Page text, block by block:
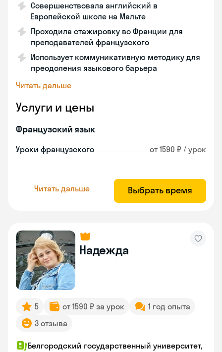
Совершенствовала английский в
Европейской школе на Мальте
Проходила стажировку во Франции для
преподавателей французского
Использует коммуникативную методику для
преодоления языкового барьера
Читать дальше
Услуги и цены
Французский язык
Уроки французского от 1590 ₽ / урок
Читать дальше Выбрать время
Надежда
5 от 1590 ₽ за урок
1 год опыта
3 отзыва
Белгородский государственный университет,